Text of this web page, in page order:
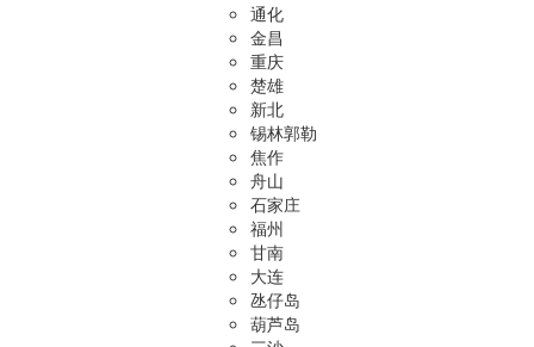
通化
金昌
重庆
楚雄
新北
锡林郭勒
焦作
舟山
石家庄
福州
甘南
大连
氹仔岛
葫芦岛